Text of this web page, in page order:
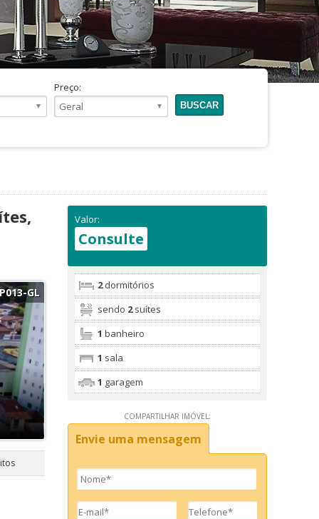
Preço:
GL
Valor:
Consulte
2dormitórios
sendo 2suítes
1 banheiro
1 sala
1 garagem
COMPARTILHAR IMÓVEL:
Envie uma mensagem